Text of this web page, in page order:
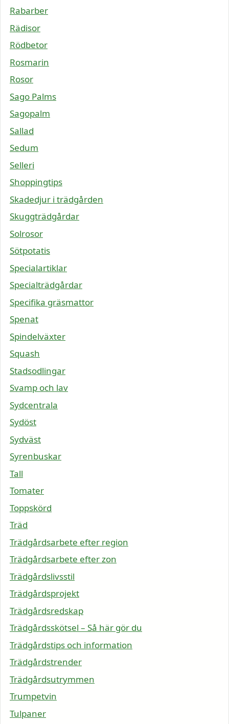
Rabarber
Rädisor
Rödbetor
Rosmarin
Rosor
Sago Palms
Sagopalm
Sallad
Sedum
Selleri
Shoppingtips
Skadedjur i trädgården
Skuggträdgårdar
Solrosor
Sötpotatis
Specialartiklar
Specialträdgårdar
Specifika gräsmattor
Spenat
Spindelväxter
Squash
Stadsodlingar
Svamp och lav
Sydcentrala
Sydöst
Sydväst
Syrenbuskar
Tall
Tomater
Toppskörd
Träd
Trädgårdsarbete efter region
Trädgårdsarbete efter zon
Trädgårdslivsstil
Trädgårdsprojekt
Trädgårdsredskap
Trädgårdsskötsel – Så här gör du
Trädgårdstips och information
Trädgårdstrender
Trädgårdsutrymmen
Trumpetvin
Tulpaner